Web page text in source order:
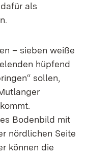
als
– sieben weiße
hüpfend
sollen,
Bodenbild mit
nördlichen Seite
können die